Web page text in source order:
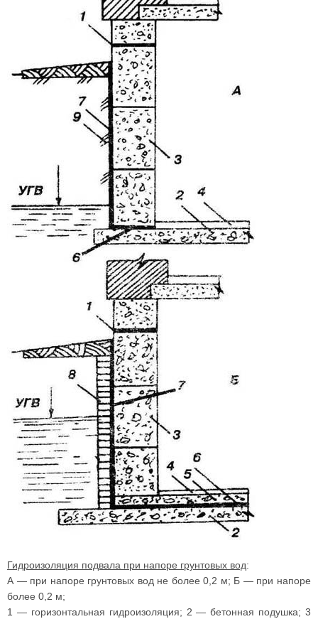
Гидроизоляция подвала при напоре грунтовых вод:
А — при напоре грунтовых вод не более 0,2 м; Б — при напоре
более 0,2 м;
1 — горизонтальная гидроизоляция; 2 — бетонная подушка; 3